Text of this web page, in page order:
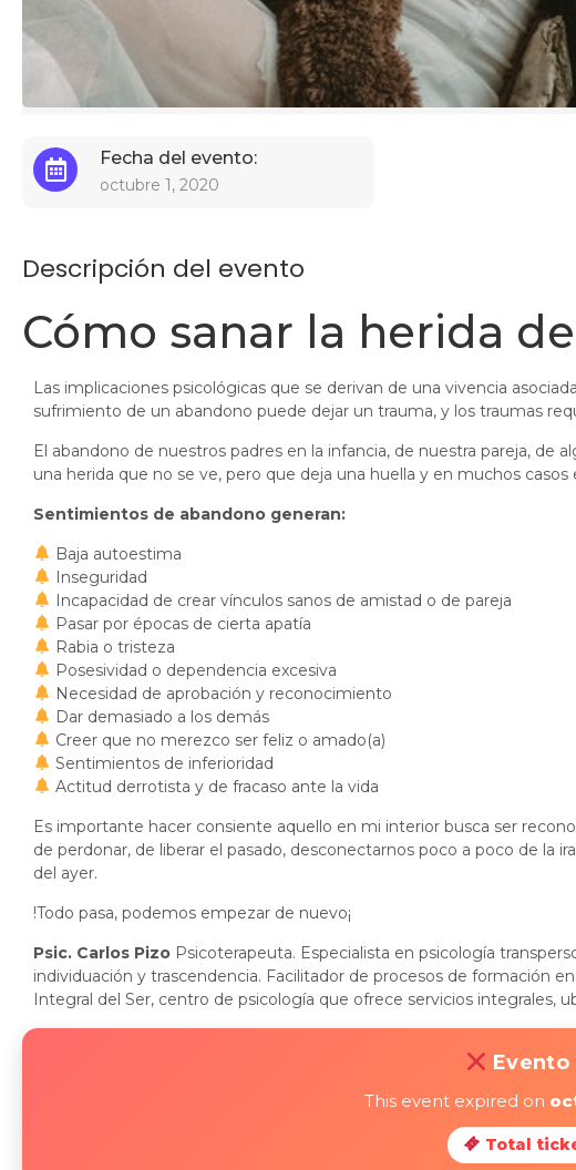
Fecha del evento:
octubre 1, 2020
Descripción del evento
Cómo sanar la herida
Las implicaciones psicológicas que se derivan de una vivencia
sufrimiento de un abandono puede dejar un trauma, y los traumas
El abandono de nuestros padres en la infancia, de nuestra pareja, de
una herida que no se ve, pero que deja una huella y en muchos casos
Sentimientos de abandono generan:
Baja autoestima
Inseguridad
Incapacidad de crear vínculos sanos de amistad o de pareja
Pasar por épocas de cierta apatía
Rabia o tristeza
Posesividad o dependencia excesiva
Necesidad de aprobación y reconocimiento
Dar demasiado a los demás
Creer que no merezco ser feliz o amado(a)
Sentimientos de inferioridad
Actitud derrotista y de fracaso ante la vida
Es importante hacer consiente aquello en mi interior busca ser
de perdonar, de liberar el pasado, desconectarnos poco a poco de la
del ayer.
!Todo pasa, podemos empezar de nuevo¡
Psic. Carlos Pizo Psicoterapeuta. Especialista en psicología
individuación y trascendencia. Facilitador de procesos de formación
Integral del Ser, centro de psicología que ofrece servicios integrales,
Evento
This event expired on
Total